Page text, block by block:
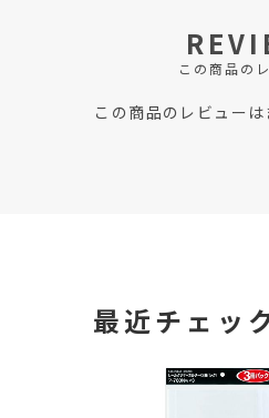
この商品の
この商品のレビューは
最近チェッ